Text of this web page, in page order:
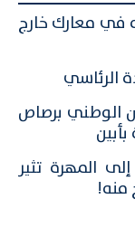
في معارك خارج
الرئاسي
الوطني برصاص
المهرة تثير
منه!